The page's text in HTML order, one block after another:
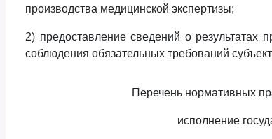
производства медицинской экспертизы;
2) предоставление сведений о
соблюдения обязательных требований
Перечень нормативных
исполнение